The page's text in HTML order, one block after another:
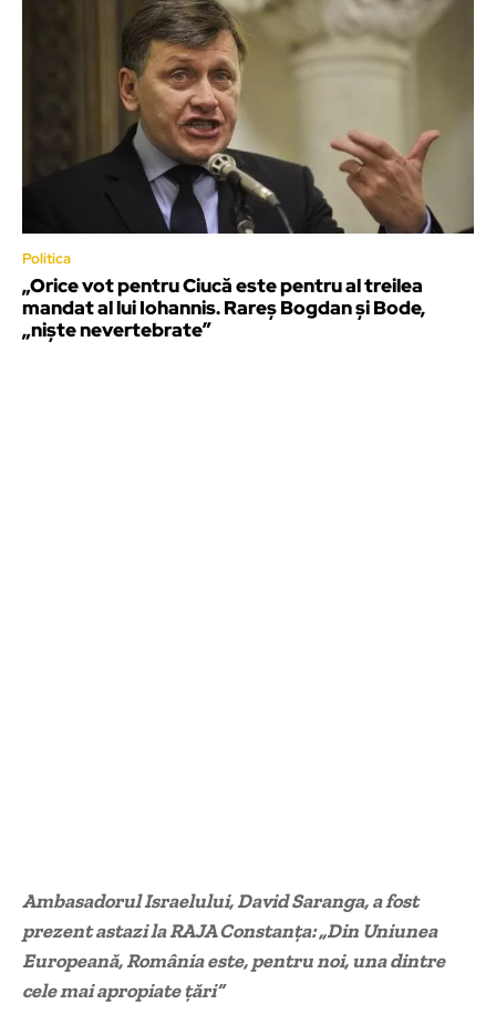
Politica
„Orice vot pentru Ciucă este pentru al treilea
mandat al lui Iohannis. Rareș Bogdan și Bode,
„niște nevertebrate”
Ambasadorul Israelului, David Saranga, a fost
prezent astazi la RAJA Constanța: „Din Uniunea
Europeană, România este, pentru noi, una dintre
cele mai apropiate țări”